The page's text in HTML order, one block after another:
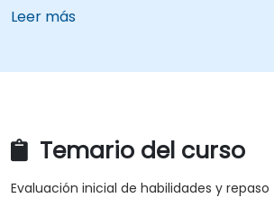
Leer más
Temario del curso
Evaluación inicial de habilidades y repaso